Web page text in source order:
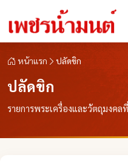
หน้าแรก ปลัดขิก
ปลัดขิก
รายการพระเครื่องและวัตถุมงค